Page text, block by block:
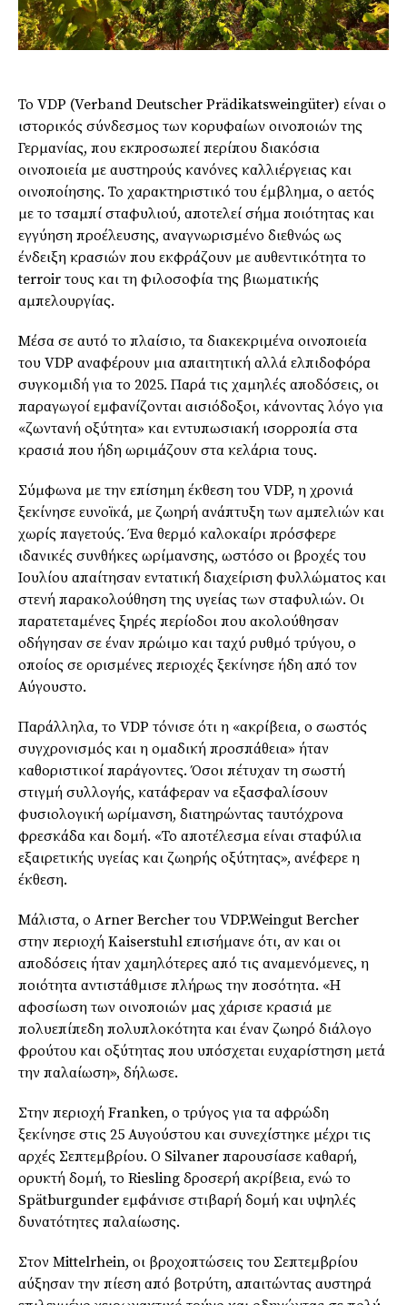
Το VDP (Verband Deutscher Prädikatsweingüter) είναι ο
ιστορικός σύνδεσμος των κορυφαίων οινοποιών της
Γερμανίας, που εκπροσωπεί περίπου διακόσια
οινοποιεία με αυστηρούς κανόνες καλλιέργειας και
οινοποίησης. Το χαρακτηριστικό του έμβλημα, ο αετός
με το τσαμπί σταφυλιού, αποτελεί σήμα ποιότητας και
εγγύηση προέλευσης, αναγνωρισμένο διεθνώς ως
ένδειξη κρασιών που εκφράζουν με αυθεντικότητα το
terroir τους και τη φιλοσοφία της βιωματικής
αμπελουργίας.
Μέσα σε αυτό το πλαίσιο, τα διακεκριμένα οινοποιεία
του VDP αναφέρουν μια απαιτητική αλλά ελπιδοφόρα
συγκομιδή για το 2025. Παρά τις χαμηλές αποδόσεις, οι
παραγωγοί εμφανίζονται αισιόδοξοι, κάνοντας λόγο για
«ζωντανή οξύτητα» και εντυπωσιακή ισορροπία στα
κρασιά που ήδη ωριμάζουν στα κελάρια τους.
Σύμφωνα με την επίσημη έκθεση του VDP, η χρονιά
ξεκίνησε ευνοϊκά, με ζωηρή ανάπτυξη των αμπελιών και
χωρίς παγετούς. Ένα θερμό καλοκαίρι πρόσφερε
ιδανικές συνθήκες ωρίμανσης, ωστόσο οι βροχές του
Ιουλίου απαίτησαν εντατική διαχείριση φυλλώματος και
στενή παρακολούθηση της υγείας των σταφυλιών. Οι
παρατεταμένες ξηρές περίοδοι που ακολούθησαν
οδήγησαν σε έναν πρώιμο και ταχύ ρυθμό τρύγου, ο
οποίος σε ορισμένες περιοχές ξεκίνησε ήδη από τον
Αύγουστο.
Παράλληλα, το VDP τόνισε ότι η «ακρίβεια, ο σωστός
συγχρονισμός και η ομαδική προσπάθεια» ήταν
καθοριστικοί παράγοντες. Όσοι πέτυχαν τη σωστή
στιγμή συλλογής, κατάφεραν να εξασφαλίσουν
φυσιολογική ωρίμανση, διατηρώντας ταυτόχρονα
φρεσκάδα και δομή. «Το αποτέλεσμα είναι σταφύλια
εξαιρετικής υγείας και ζωηρής οξύτητας», ανέφερε η
έκθεση.
Μάλιστα, ο Arner Bercher του VDP.Weingut Bercher
στην περιοχή Kaiserstuhl επισήμανε ότι, αν και οι
αποδόσεις ήταν χαμηλότερες από τις αναμενόμενες, η
ποιότητα αντιστάθμισε πλήρως την ποσότητα. «Η
αφοσίωση των οινοποιών μας χάρισε κρασιά με
πολυεπίπεδη πολυπλοκότητα και έναν ζωηρό διάλογο
φρούτου και οξύτητας που υπόσχεται ευχαρίστηση μετά
την παλαίωση», δήλωσε.
Στην περιοχή Franken, ο τρύγος για τα αφρώδη
ξεκίνησε στις 25 Αυγούστου και συνεχίστηκε μέχρι τις
αρχές Σεπτεμβρίου. Ο Silvaner παρουσίασε καθαρή,
ορυκτή δομή, το Riesling δροσερή ακρίβεια, ενώ το
Spätburgunder εμφάνισε στιβαρή δομή και υψηλές
δυνατότητες παλαίωσης.
Στον Mittelrhein, οι βροχοπτώσεις του Σεπτεμβρίου
αύξησαν την πίεση από βοτρύτη, απαιτώντας αυστηρά